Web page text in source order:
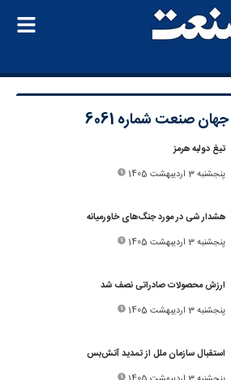
صنعت شماره 6061
تیغ دولبه هرمز
پنجشنبه 3 اردیبهشت 1405
هشدار شی در مورد جنگ‌های خاورمیانه
پنجشنبه 3 اردیبهشت 1405
ارزش محصولات صادراتی نصف شد
پنجشنبه 3 اردیبهشت 1405
استقبال سازمان ملل از تمدید آتش‌بس